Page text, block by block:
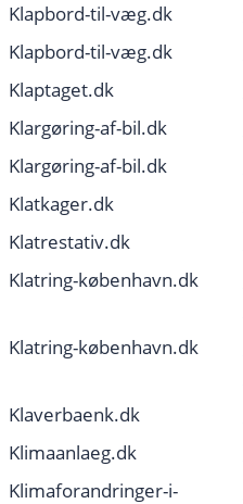
Klapbord-til-væg.dk
Klapbord-til-væg.dk
Klaptaget.dk
Klargøring-af-bil.dk
Klargøring-af-bil.dk
Klatkager.dk
Klatrestativ.dk
Klatring-københavn.dk
Klatring-københavn.dk
Klaverbaenk.dk
Klimaanlaeg.dk
Klimaforandringer-i-